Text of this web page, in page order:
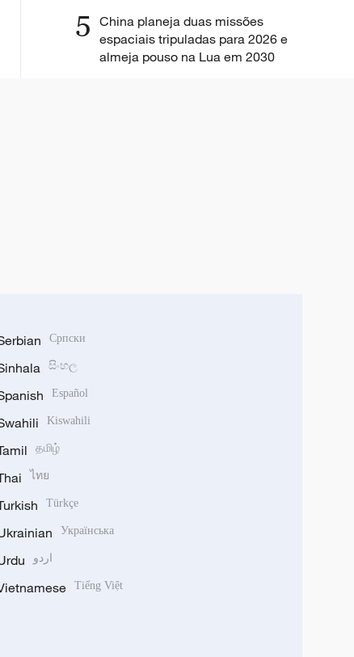
5 China planeja duas missões
espaciais tripuladas para 2026 e
almeja pouso na Lua em 2030
Српски
සිංහල
Español
Kiswahili
தமிழ்
ไทย
Türkçe
Українська
اردو
Tiếng Việt